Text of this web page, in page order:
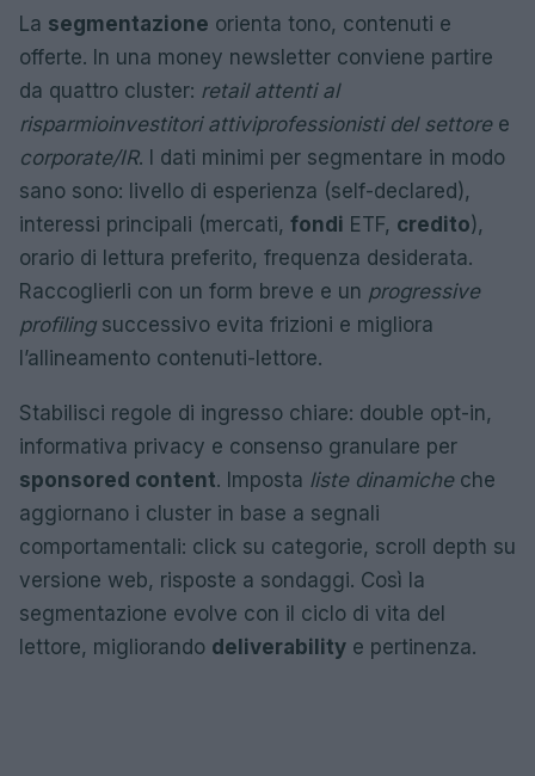
La segmentazione orienta tono, contenuti e
offerte. In una money newsletter conviene partire
da quattro cluster: retail attenti al
risparmioinvestitori attiviprofessionisti del settoree
corporate/IR. I dati minimi per segmentare in modo
sano sono: livello di esperienza (self-declared),
interessi principali (mercati, fondi ETF, credito),
orario di lettura preferito, frequenza desiderata.
Raccoglierli con un form breve e un progressive
profilingsuccessivo evita frizioni e migliora
l’allineamento contenuti-lettore.
Stabilisci regole di ingresso chiare: double opt-in,
informativa privacy e consenso granulare per
sponsored content. Imposta liste dinamicheche
aggiornano i cluster in base a segnali
comportamentali: click su categorie, scroll depth su
versione web, risposte a sondaggi. Così la
segmentazione evolve con il ciclo di vita del
lettore, migliorando deliverability e pertinenza.